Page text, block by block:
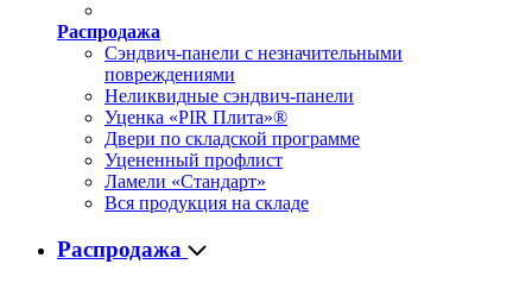
Распродажа
Сэндвич-панели с незначительными
повреждениями
Неликвидные сэндвич-панели
Уценка «PIR Плита»®
Двери по складской программе
Уцененный профлист
Ламели «Стандарт»
Вся продукция на складе
Распродажа